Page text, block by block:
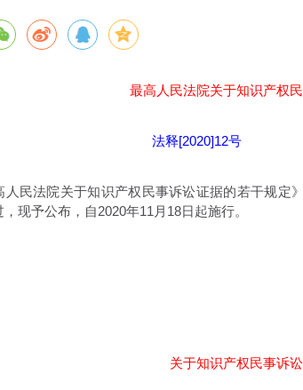
最高人民法院关于知识产权
法释[2020]12号
法院关于知识产权民事诉讼证据的若干规定
现予公布，自2020年11月18日起施行。
关于知识产权民事诉